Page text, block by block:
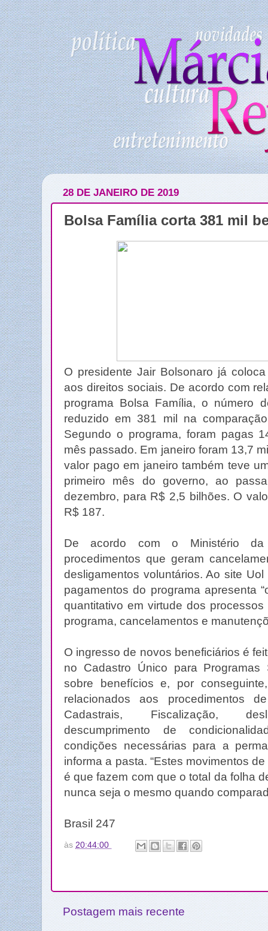
28 DE JANEIRO DE 2019
Bolsa Família corta 381 mil
O presidente Jair Bolsonaro já
aos direitos sociais. De acordo com
programa Bolsa Família, o número
reduzido em 381 mil na
Segundo o programa, foram pagas
mês passado. Em janeiro foram 13,7
valor pago em janeiro também teve
primeiro mês do governo, ao
dezembro, para R$ 2,5 bilhões. O
R$ 187.
De acordo com o Ministério
procedimentos que geram
desligamentos voluntários. Ao site
pagamentos do programa apresenta
quantitativo em virtude dos
programa, cancelamentos e
O ingresso de novos beneficiários é
no Cadastro Único para Programas
sobre benefícios e, por
relacionados aos procedimentos
Cadastrais, Fiscalização,
descumprimento de
condições necessárias para a
informa a pasta. “Estes movimentos
é que fazem com que o total da folha
nunca seja o mesmo quando
Brasil 247
às 20:44:00
Postagem mais recente